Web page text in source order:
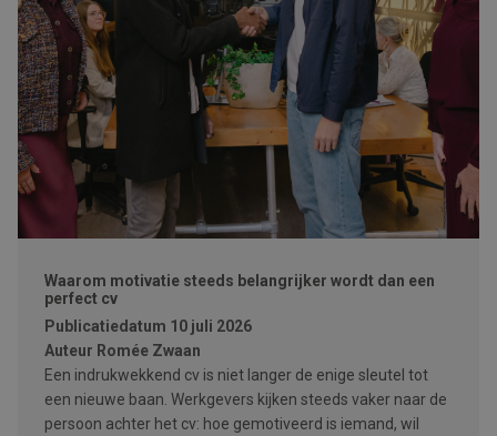
Waarom motivatie steeds belangrijker wordt dan een
perfect cv
Publicatiedatum 10 juli 2026
Auteur Romée Zwaan
Een indrukwekkend cv is niet langer de enige sleutel tot
een nieuwe baan. Werkgevers kijken steeds vaker naar de
persoon achter het cv: hoe gemotiveerd is iemand, wil